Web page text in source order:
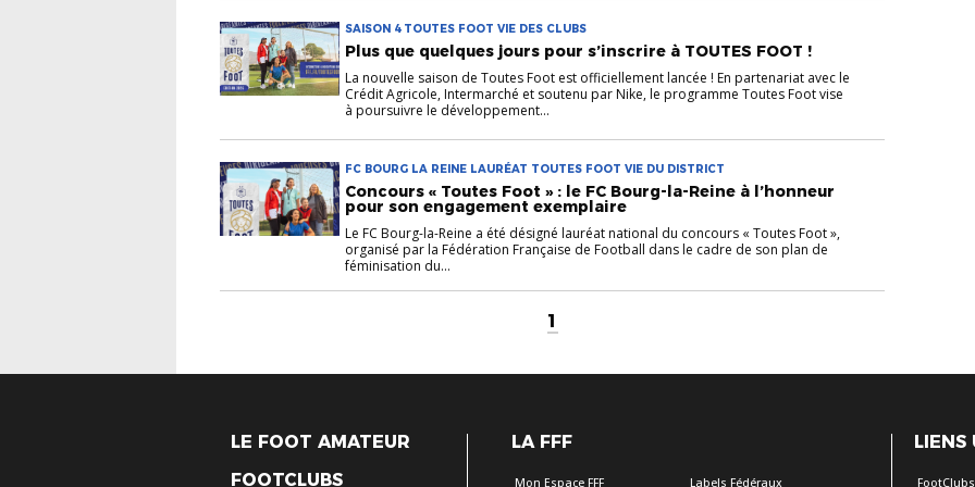
SAISON 4 TOUTES FOOT VIE DES CLUBS
Plus que quelques jours pour s’inscrire à TOUTES FOOT !
La nouvelle saison de Toutes Foot est officiellement lancée ! En partenariat avec le
Crédit Agricole, Intermarché et soutenu par Nike, le programme Toutes Foot vise
à poursuivre le développement...
FC BOURG LA REINE LAURÉAT TOUTES FOOT VIE DU DISTRICT
Concours « Toutes Foot » : le FC Bourg-la-Reine à l’honneur
pour son engagement exemplaire
Le FC Bourg-la-Reine a été désigné lauréat national du concours « Toutes Foot »,
organisé par la Fédération Française de Football dans le cadre de son plan de
féminisation du...
1
LE FOOT AMATEUR
FOOTCLUBS
LA FFF
Mon Espace FFF Labels Fédéraux
LIENS
FootClubs